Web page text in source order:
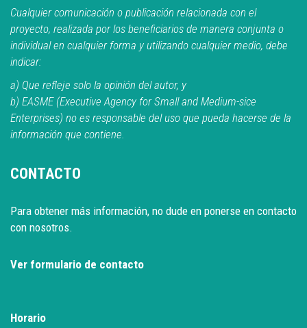
Cualquier comunicación o publicación relacionada con el
proyecto, realizada por los beneficiarios de manera conjunta o
individual en cualquier forma y utilizando cualquier medio, debe
indicar:
a) Que refleje solo la opinión del autor, y
b) EASME (Executive Agency for Small and Medium-sice
Enterprises) no es responsable del uso que pueda hacerse de la
información que contiene.
CONTACTO
Para obtener más información, no dude en ponerse en contacto
con nosotros.
Ver formulario de contacto
Horario